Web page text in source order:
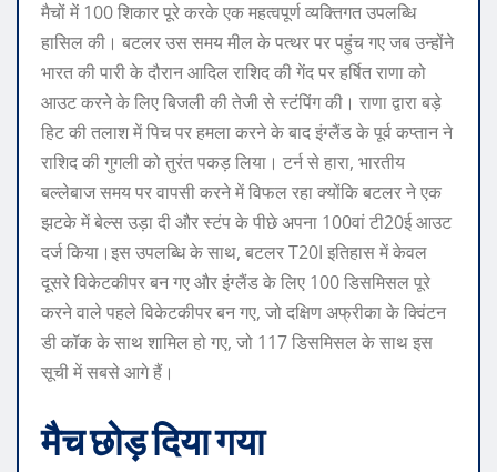
मैचों में 100 शिकार पूरे करके एक महत्वपूर्ण व्यक्तिगत उपलब्धि
हासिल की। बटलर उस समय मील के पत्थर पर पहुंच गए जब उन्होंने
भारत की पारी के दौरान आदिल राशिद की गेंद पर हर्षित राणा को
आउट करने के लिए बिजली की तेजी से स्टंपिंग की। राणा द्वारा बड़े
हिट की तलाश में पिच पर हमला करने के बाद इंग्लैंड के पूर्व कप्तान ने
राशिद की गुगली को तुरंत पकड़ लिया। टर्न से हारा, भारतीय
बल्लेबाज समय पर वापसी करने में विफल रहा क्योंकि बटलर ने एक
झटके में बेल्स उड़ा दी और स्टंप के पीछे अपना 100वां टी20ई आउट
दर्ज किया।इस उपलब्धि के साथ, बटलर T20I इतिहास में केवल
दूसरे विकेटकीपर बन गए और इंग्लैंड के लिए 100 डिसमिसल पूरे
करने वाले पहले विकेटकीपर बन गए, जो दक्षिण अफ्रीका के क्विंटन
डी कॉक के साथ शामिल हो गए, जो 117 डिसमिसल के साथ इस
सूची में सबसे आगे हैं।
मैच छोड़ दिया गया